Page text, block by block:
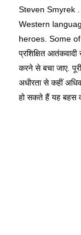
Steven Smyrek
Western
heroes. Some
प्रशिक्षित
करने से बचा जाए.
अधीरता से कहीं
हो सकते हैं यह बहस